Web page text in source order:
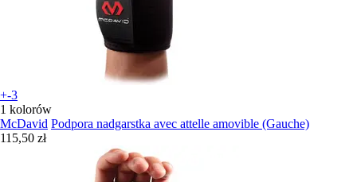
+-3
1 kolorów
McDavid Podpora nadgarstka avec attelle amovible (Gauche)
115,50 zł